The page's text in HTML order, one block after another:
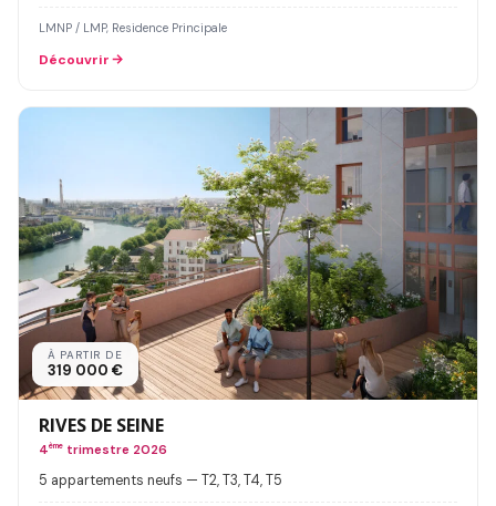
LMNP / LMP, Residence Principale
Découvrir
À PARTIR DE
319 000 €
RIVES DE SEINE
4ème trimestre 2026
5 appartements neufs — T2, T3, T4, T5